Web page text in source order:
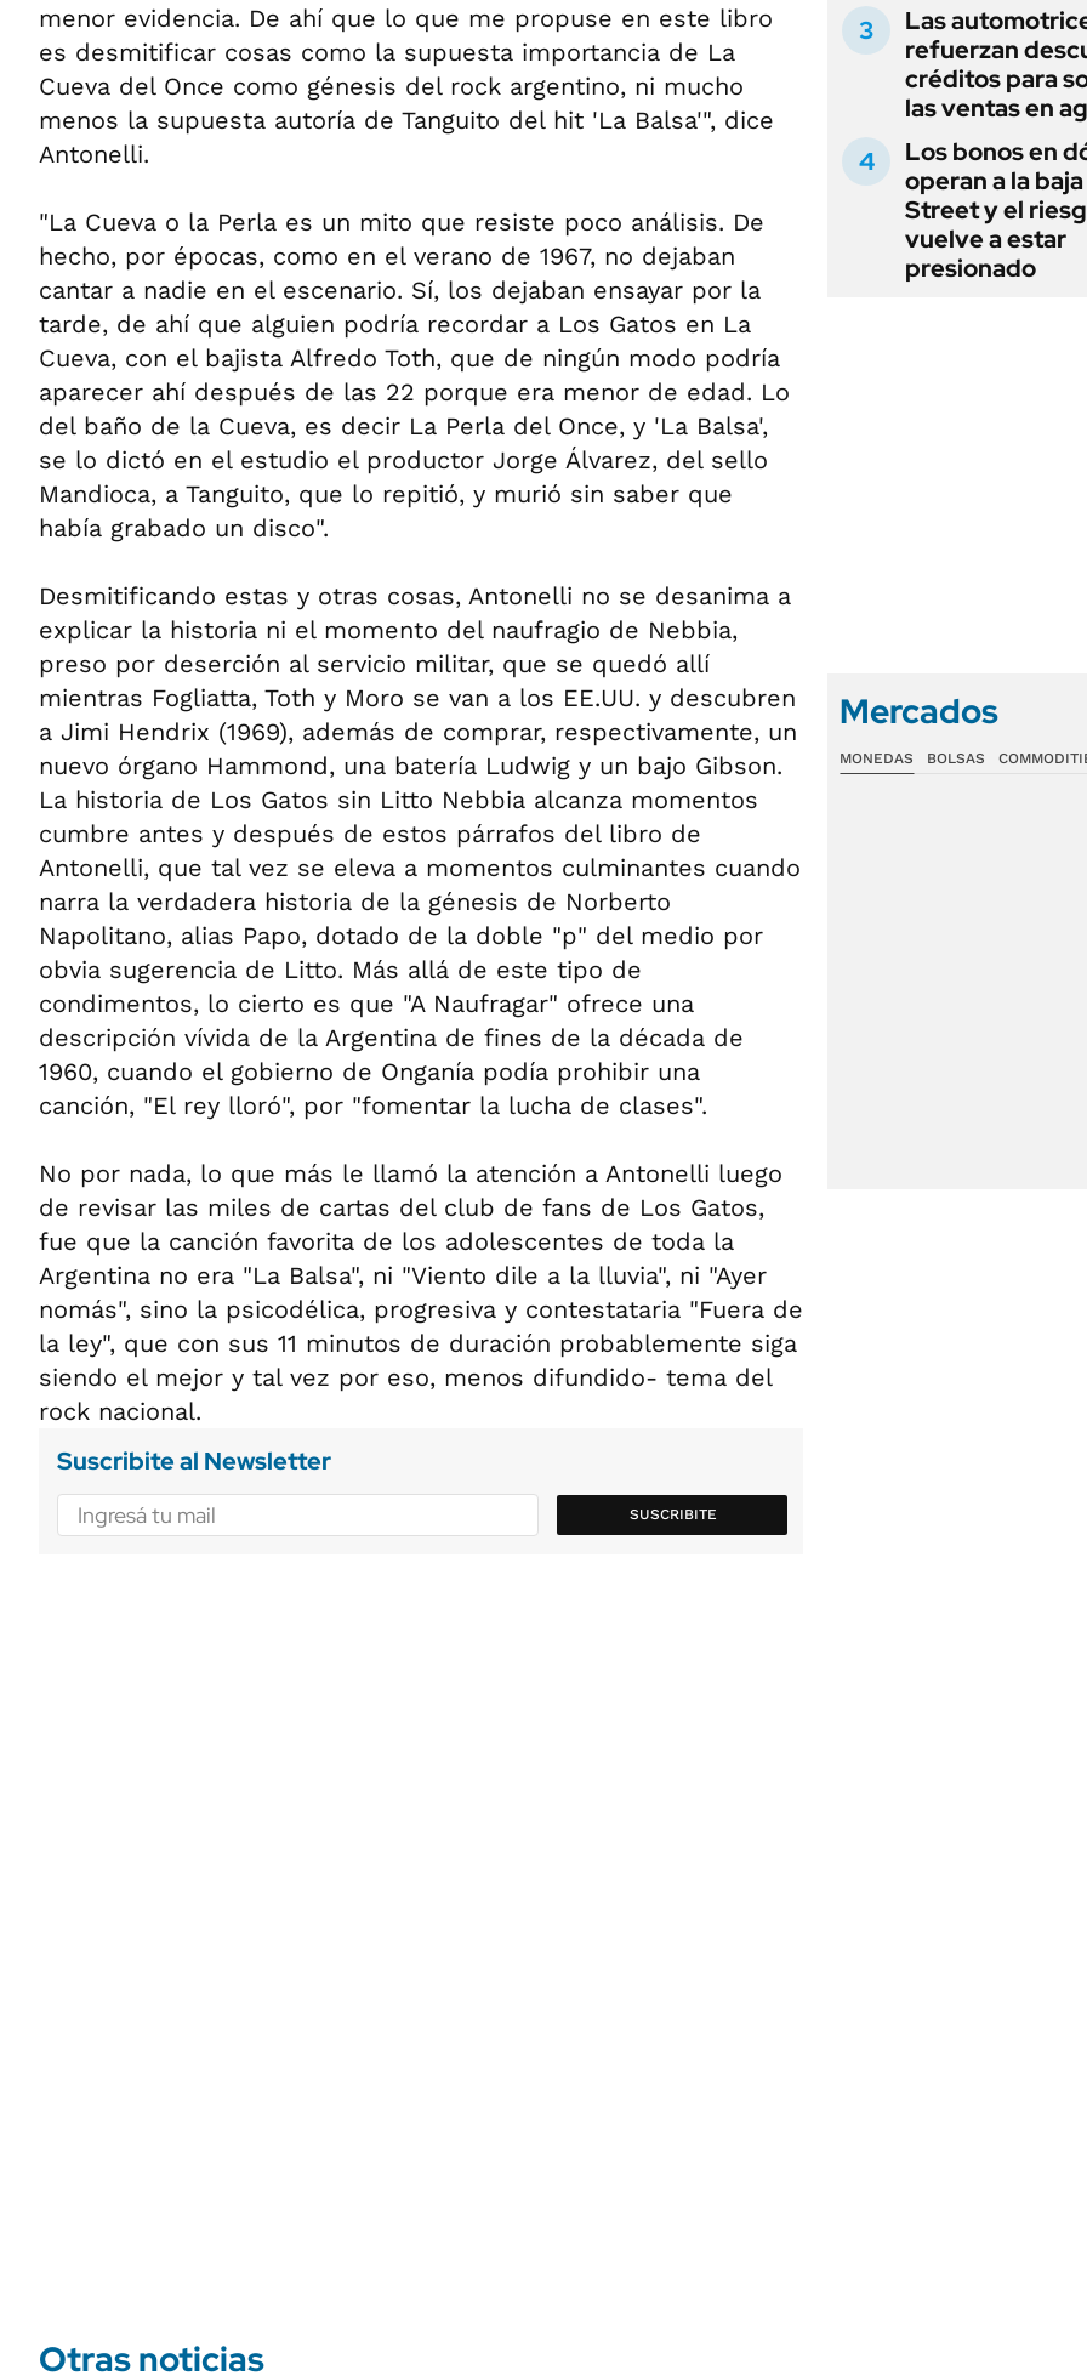
menor evidencia. De ahí que lo que me propuse en este libro
es desmitificar cosas como la supuesta importancia de La
Cueva del Once como génesis del rock argentino, ni mucho
menos la supuesta autoría de Tanguito del hit 'La Balsa'", dice
Antonelli.
"La Cueva o la Perla es un mito que resiste poco análisis. De
hecho, por épocas, como en el verano de 1967, no dejaban
cantar a nadie en el escenario. Sí, los dejaban ensayar por la
tarde, de ahí que alguien podría recordar a Los Gatos en La
Cueva, con el bajista Alfredo Toth, que de ningún modo podría
aparecer ahí después de las 22 porque era menor de edad. Lo
del baño de la Cueva, es decir La Perla del Once, y 'La Balsa',
se lo dictó en el estudio el productor Jorge Álvarez, del sello
Mandioca, a Tanguito, que lo repitió, y murió sin saber que
había grabado un disco".
Desmitificando estas y otras cosas, Antonelli no se desanima a
explicar la historia ni el momento del naufragio de Nebbia,
preso por deserción al servicio militar, que se quedó allí
mientras Fogliatta, Toth y Moro se van a los EE.UU. y descubren
a Jimi Hendrix (1969), además de comprar, respectivamente, un
nuevo órgano Hammond, una batería Ludwig y un bajo Gibson.
La historia de Los Gatos sin Litto Nebbia alcanza momentos
cumbre antes y después de estos párrafos del libro de
Antonelli, que tal vez se eleva a momentos culminantes cuando
narra la verdadera historia de la génesis de Norberto
Napolitano, alias Papo, dotado de la doble "p" del medio por
obvia sugerencia de Litto. Más allá de este tipo de
condimentos, lo cierto es que "A Naufragar" ofrece una
descripción vívida de la Argentina de fines de la década de
1960, cuando el gobierno de Onganía podía prohibir una
canción, "El rey lloró", por "fomentar la lucha de clases".
No por nada, lo que más le llamó la atención a Antonelli luego
de revisar las miles de cartas del club de fans de Los Gatos,
fue que la canción favorita de los adolescentes de toda la
Argentina no era "La Balsa", ni "Viento dile a la lluvia", ni "Ayer
nomás", sino la psicodélica, progresiva y contestataria "Fuera de
la ley", que con sus 11 minutos de duración probablemente siga
siendo el mejor y tal vez por eso, menos difundido- tema del
rock nacional.
Suscribite al Newsletter
SUSCRIBITE
Las
refuerzan
créditos para
las ventas en
Los bonos en
operan a la
Street y el
vuelve a estar
presionado
Mercados
MONEDAS BOLSAS
Otras noticias